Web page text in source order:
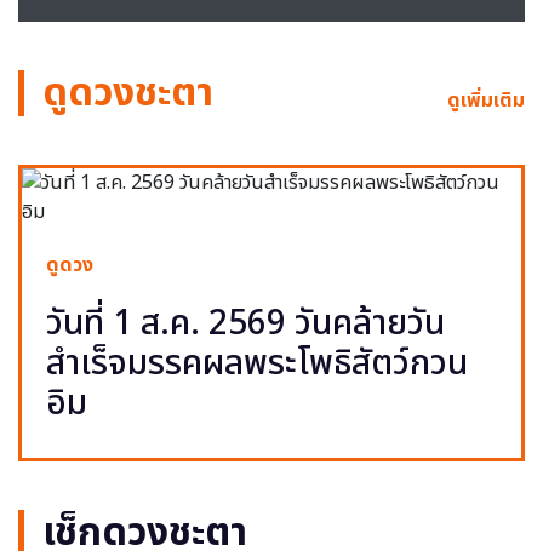
ดูดวงชะตา ดูเพิ่มเติม
ดูดวง
วันที่ 1 ส.ค. 2569 วันคล้ายวัน
สำเร็จมรรคผลพระโพธิสัตว์กวน
อิม
เช็กดวงชะตา